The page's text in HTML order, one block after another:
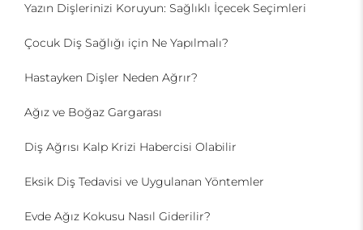
Yazın Dişlerinizi Koruyun: Sağlıklı İçecek Seçimleri
Çocuk Diş Sağlığı için Ne Yapılmalı?
Hastayken Dişler Neden Ağrır?
Ağız ve Boğaz Gargarası
Diş Ağrısı Kalp Krizi Habercisi Olabilir
Eksik Diş Tedavisi ve Uygulanan Yöntemler
Evde Ağız Kokusu Nasıl Giderilir?